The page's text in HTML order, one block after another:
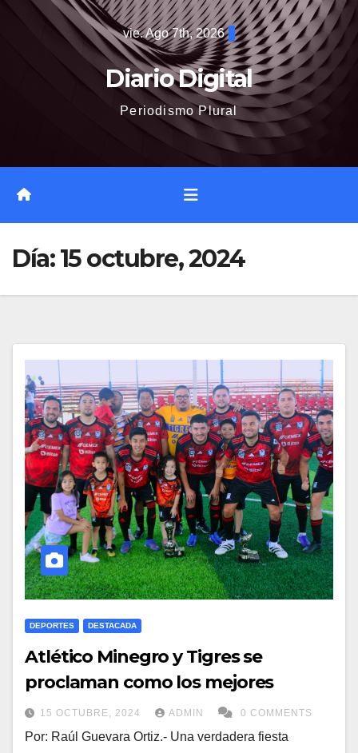
vie. Ago 7th, 2026
Diario Digital
Periodismo Plural
Día:15 octubre, 2024
DEPORTES DESTACADA
Atlético Minegro y Tigres se
proclaman como los mejores
15 OCTUBRE, 2024 ADMIN 0 COMMENTS
Por: Raúl Guevara Ortiz.- Una verdadera fiesta